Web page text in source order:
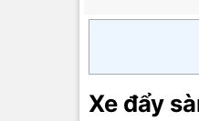
sao
Xe đẩy